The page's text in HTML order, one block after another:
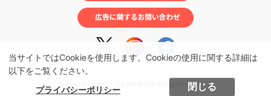
当サイトではCookieを使用します。Cookieの使用に関する詳細は
以下をご覧ください。
プライバシーポリシー
閉じる
© nobico（のびこ） by PHP研究所 All rights reserved.